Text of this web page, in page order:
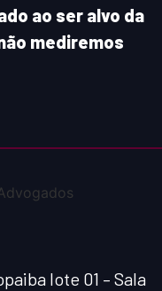
ao ser alvo da
mediremos
lote 01 – Sala